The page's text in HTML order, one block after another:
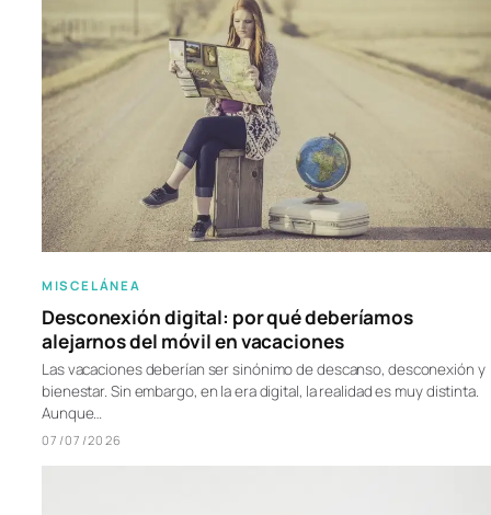
MISCELÁNEA
Desconexión digital: por qué deberíamos
alejarnos del móvil en vacaciones
Las vacaciones deberían ser sinónimo de descanso, desconexión y
bienestar. Sin embargo, en la era digital, la realidad es muy distinta.
Aunque…
07/07/2026